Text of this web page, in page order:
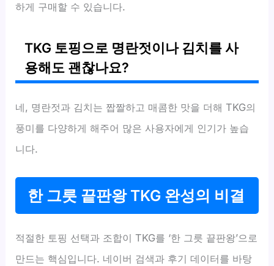
하게 구매할 수 있습니다.
TKG 토핑으로 명란젓이나 김치를 사
용해도 괜찮나요?
네, 명란젓과 김치는 짭짤하고 매콤한 맛을 더해 TKG의
풍미를 다양하게 해주어 많은 사용자에게 인기가 높습
니다.
한 그릇 끝판왕 TKG 완성의 비결
적절한 토핑 선택과 조합이 TKG를 ‘한 그릇 끝판왕’으로
만드는 핵심입니다. 네이버 검색과 후기 데이터를 바탕